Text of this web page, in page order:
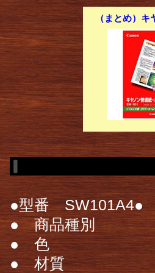
（まとめ）
●型番
● 商品種別
● 色
● 材質